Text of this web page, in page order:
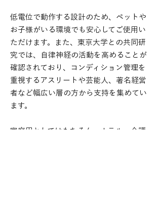
低電位で動作する設計のため、ペットや
お子様がいる環境でも安心してご使用 い
ただけます。また、東京大学との共同研
究では、自律神経の活動を高める ことが
確認されており、コンディション管理を
重視するアスリートや芸能人、 著名経営
者など幅広い層の方から支持を集めてい
ます。
家庭用としてはもちろん、ホテル、介護